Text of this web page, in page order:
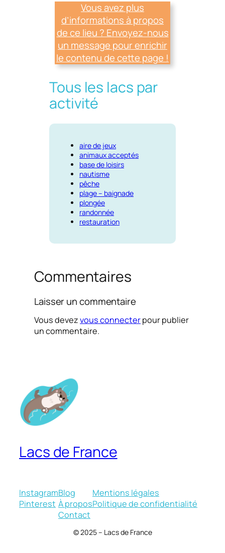
Vous avez plus
d’informations à propos
de ce lieu ? Envoyez-nous
un message pour enrichir
le contenu de cette page !
Tous les lacs par
activité
aire de jeux
animaux acceptés
base de loisirs
nautisme
pêche
plage – baignade
plongée
randonnée
restauration
Commentaires
Laisser un commentaire
Vous devezvous connecterpour publier
un commentaire.
Lacs de France
Instagram
Pinterest
Blog
À propos
Contact
Mentions légales
Politique de confidentialité
© 2025 – Lacs de France